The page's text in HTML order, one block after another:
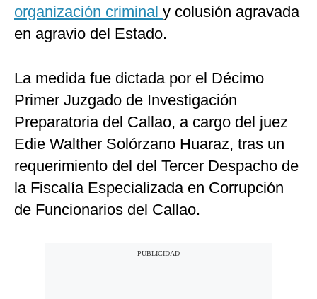
organización criminal y colusión agravada
en agravio del Estado.
La medida fue dictada por el Décimo
Primer Juzgado de Investigación
Preparatoria del Callao, a cargo del juez
Edie Walther Solórzano Huaraz, tras un
requerimiento del del Tercer Despacho de
la Fiscalía Especializada en Corrupción
de Funcionarios del Callao.